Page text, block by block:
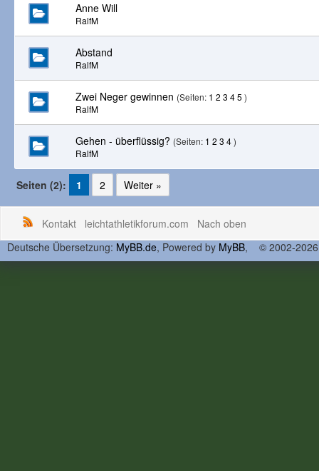
Anne Will
RalfM
Abstand
RalfM
Zwei Neger gewinnen (Seiten: 1 2 3 45 )
RalfM
Gehen - überflüssig? (Seiten: 1 2 3 4)
RalfM
Seiten (2): 1 2 Weiter »
Kontakt leichtathletikforum.com
Nach oben
Deutsche Übersetzung: MyBB.de, Powered by MyBB, © 2002-